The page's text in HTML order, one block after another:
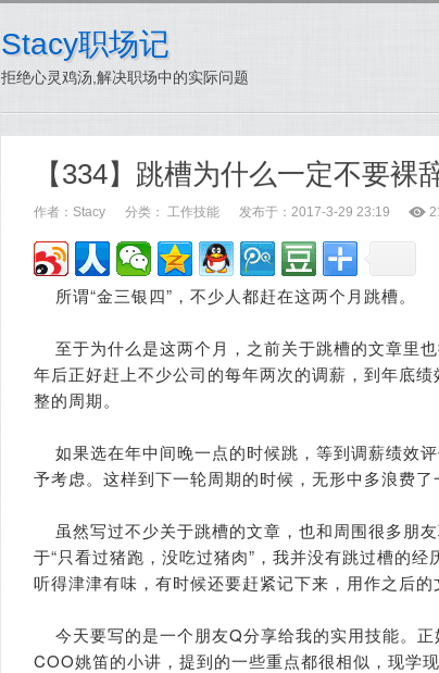
Stacy职场记
拒绝心灵鸡汤,解决职场中的实际问题
【334】跳槽为什么一定不要裸
作者： Stacy 分类： 工作技能 发布于：2017-3-29 23:19 ė
所谓“金三银四”，不少人都赶在这两个月跳槽。
至于为什么是这两个月，之前关于跳槽的文章里
年后正好赶上不少公司的每年两次的调薪，到年底
整的周期。
如果选在年中间晚一点的时候跳，等到调薪绩效
予考虑。这样到下一轮周期的时候，无形中多浪费了
虽然写过不少关于跳槽的文章，也和周围很多朋
于“只看过猪跑，没吃过猪肉”，我并没有跳过槽的
听得津津有味，有时候还要赶紧记下来，用作之后的
今天要写的是一个朋友Q分享给我的实用技能。
COO姚笛的小讲，提到的一些重点都很相似，现学现